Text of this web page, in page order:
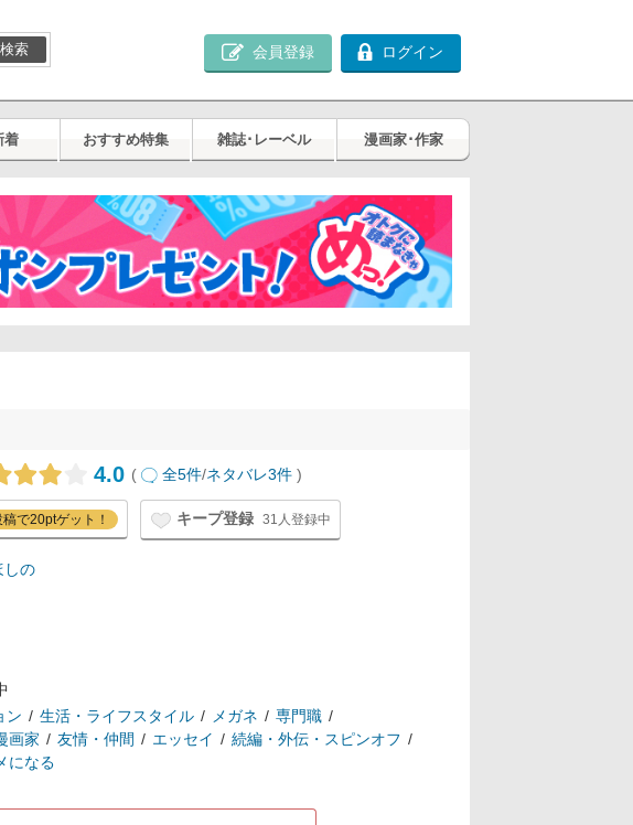
検索 会員登録 ログイン
着 おすすめ特集 雑誌･レーベル 漫画家･作家
4.0 ( 全5件/ネタバレ3件 )
で20ptゲット！ キープ登録 31人登録中
しの
ン 生活・ライフスタイル メガネ
専門職
画家 友情・仲間 エッセイ
続編・外伝・スピンオフ
になる